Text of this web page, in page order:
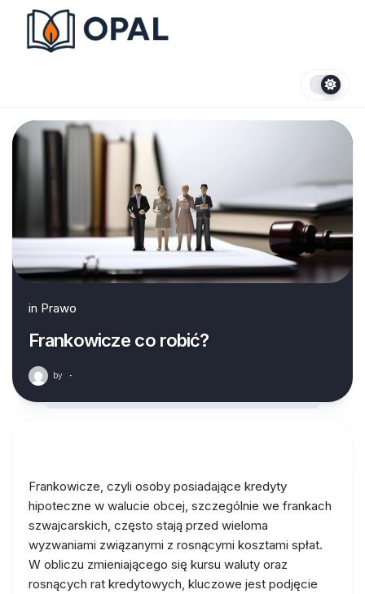
content
in Prawo
Frankowicze co robić?
by ·
Frankowicze, czyli osoby posiadające kredyty
hipoteczne w walucie obcej, szczególnie we frankach
szwajcarskich, często stają przed wieloma
wyzwaniami związanymi z rosnącymi kosztami spłat.
W obliczu zmieniającego się kursu waluty oraz
rosnących rat kredytowych, kluczowe jest podjęcie